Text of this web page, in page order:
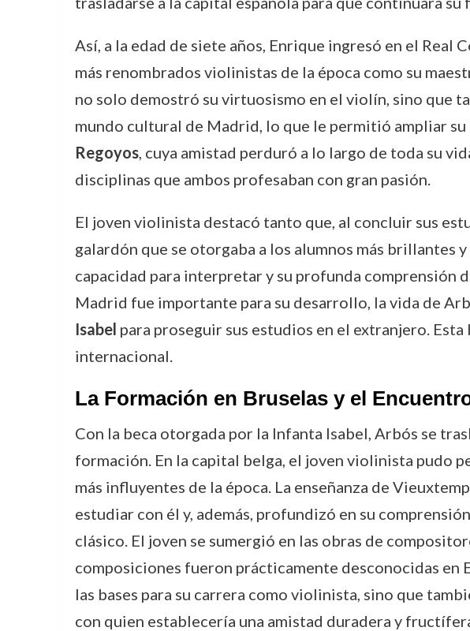
Así, a la edad de siete años, Enrique ingresó en el
más renombrados violinistas de la época como su
no solo demostró su virtuosismo en el violín, sino que
mundo cultural de Madrid, lo que le permitió ampliar
Regoyos, cuya amistad perduró a lo largo de toda su
disciplinas que ambos profesaban con gran pasión.
El joven violinista destacó tanto que, al concluir sus
galardón que se otorgaba a los alumnos más brillantes
capacidad para interpretar y su profunda comprensión
Madrid fue importante para su desarrollo, la vida de
Isabel para proseguir sus estudios en el extranjero.
internacional.
La Formación en Bruselas y el
Con la beca otorgada por la Infanta Isabel, Arbós se
formación. En la capital belga, el joven violinista pudo
más influyentes de la época. La enseñanza de
estudiar con él y, además, profundizó en su
clásico. El joven se sumergió en las obras de
composiciones fueron prácticamente desconocidas en
las bases para su carrera como violinista, sino que
con quien establecería una amistad duradera y